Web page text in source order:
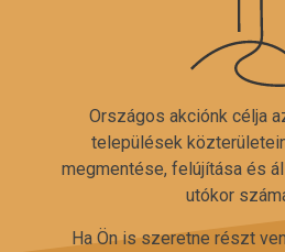
Országos akciónk célja
települések
megmentése, felújítása és
utókor
Ha Ön is szeretne részt